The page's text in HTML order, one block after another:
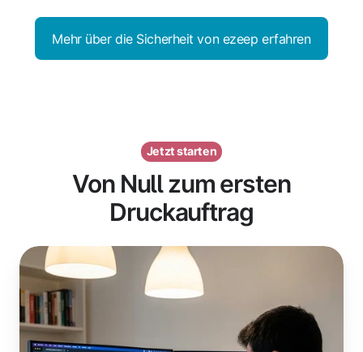
Mehr über die Sicherheit von ezeep erfahren
Jetzt starten
Von Null zum ersten
Druckauftrag